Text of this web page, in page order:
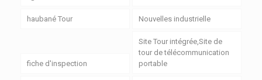
haubané Tour Nouvelles industrielle
fiche d'inspection
Site Tour intégrée,Site de
tour de télécommunication
portable